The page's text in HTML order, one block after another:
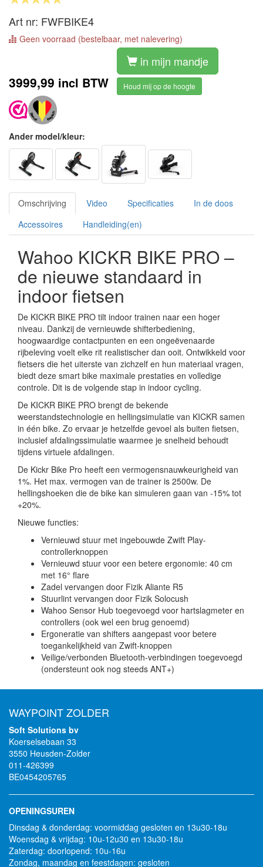
Art nr: FWFBIKE4
Geen voorraad (bestelbaar, met nalevering)
3999,99 incl BTW
in mijn mandje
Houd mij op de hoogte
Ander model/kleur:
Omschrijving Video Specificaties
In de doos
Accessoires
Handleiding(en)
Wahoo KICKR BIKE PRO –
de nieuwe standaard in
indoor fietsen
De KICKR BIKE PRO tilt indoor trainen naar een hoger
niveau. Dankzij de vernieuwde shifterbediening,
hoogwaardige contactpunten en een ongeëvenaarde
rijbeleving voelt elke rit realistischer dan ooit. Ontwikkeld voor
fietsers die het uiterste van zichzelf en hun materiaal vragen,
biedt deze smart bike maximale prestaties en volledige
controle. Dit is de volgende stap in indoor cycling.
De KICKR BIKE PRO brengt de bekende
weerstandstechnologie en hellingsimulatie van KICKR samen
in één bike. Zo ervaar je hetzelfde gevoel als buiten fietsen,
inclusief afdalingssimulatie waarmee je snelheid behoudt
tijdens virtuele afdalingen.
De Kickr Bike Pro heeft een vermogensnauwkeurigheid van
1%. Het max. vermogen van de trainer is 2500w. De
hellingshoeken die de bike kan simuleren gaan van -15% tot
+20%.
Nieuwe functies:
Vernieuwd stuur met ingebouwde Zwift Play-
controllerknoppen
Vernieuwd stuur voor een betere ergonomie: 40 cm
met 16° flare
Zadel vervangen door Fizik Aliante R5
Stuurlint vervangen door Fizik Solocush
Wahoo Sensor Hub toegevoegd voor hartslagmeter en
controllers (ook wel een brug genoemd)
Ergoneratie van shifters aangepast voor betere
toegankelijkheid van Zwift-knoppen
Veilige/verbonden Bluetooth-verbindingen toegevoegd
(ondersteunt ook nog steeds ANT+)
WAYPOINT ZOLDER
Soft Solutions bv
Koerselsebaan 33
3550 Heusden-Zolder
011-426399
BE0454205765
OPENINGSUREN
Dinsdag & donderdag: voormiddag gesloten en 13u30-18u
Woensdag & vrijdag: 10u-12u30 en 13u30-18u
Zaterdag: doorlopend: 10u-16u
Zondag, maandag en feestdagen: gesloten